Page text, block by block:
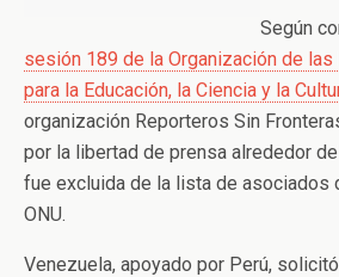
Según
sesión 189 de la Organización de las
para la Educación, la Ciencia y la
organización Reporteros Sin
por la libertad de prensa alrededor
fue excluida de la lista de asociados
ONU.
Venezuela, apoyado por Perú,